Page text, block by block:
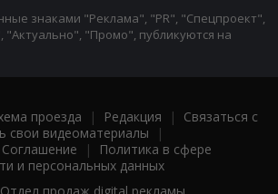
знаками "Реклама", "PR", "Спецпроект",
"Актуально", "Промо", публикуются на
проезда | Редакция | Связаться с
свои видеоматериалы |
|
Политика в сфере
и персональных данных